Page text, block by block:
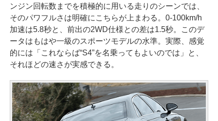
ンジン回転数までを積極的に用いる走りのシーンでは、
そのパワフルさは明確にこちらが上まわる。0-100km/h
加速は5.8秒と、前出の2WD仕様との差は1.5秒。このデ
ータはもはや一級のスポーツモデルの水準。実際、感覚
的には「これならば“S4”を名乗ってもよいのでは」と、
それほどの速さが実感できる。